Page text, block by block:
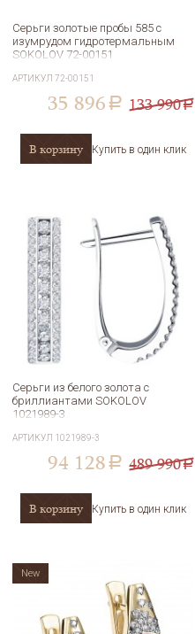
Серьги золотые пробы 585 с
изумрудом гидротермальным
SOKOLOV 72-00151
АРТИКУЛ72-00151
35 896 a 133 990a
В корзину Купить в один клик
Серьги из белого золота с
бриллиантами SOKOLOV
1021989-3
АРТИКУЛ 1021989-3
94 128 a 489 990a
В корзину Купить в один клик
New